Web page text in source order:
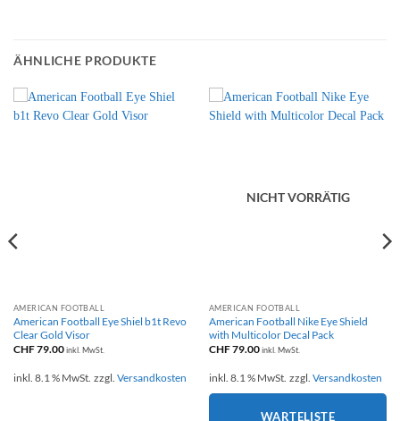
ÄHNLICHE PRODUKTE
AMERICAN FOOTBALL
American Football Eye Shiel b1t Revo
Clear Gold Visor
CHF79.00 inkl. MwSt.
inkl. 8.1 % MwSt. zzgl. Versandkosten
NICHT VORRÄTIG
AMERICAN FOOTBALL
American Football Nike Eye Shield
with Multicolor Decal Pack
CHF79.00 inkl. MwSt.
inkl. 8.1 % MwSt. zzgl. Versandkosten
WARTELISTE